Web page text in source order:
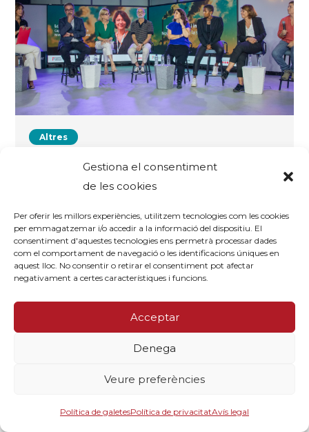
Gestiona el consentiment
de les cookies
Per oferir les millors experiències, utilitzem tecnologies com les cookies
per emmagatzemar i/o accedir a la informació del dispositiu. El
consentiment d'aquestes tecnologies ens permetrà processar dades
com el comportament de navegació o les identificacions úniques en
aquest lloc. No consentir o retirar el consentiment pot afectar
negativament a certes característiques i funcions.
Acceptar
Denega
Veure preferències
Política de galetesPolítica de privacitatAvís legal
Altres
per a la salut global